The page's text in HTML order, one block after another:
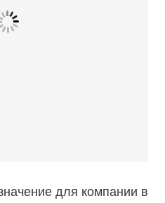
для компании в